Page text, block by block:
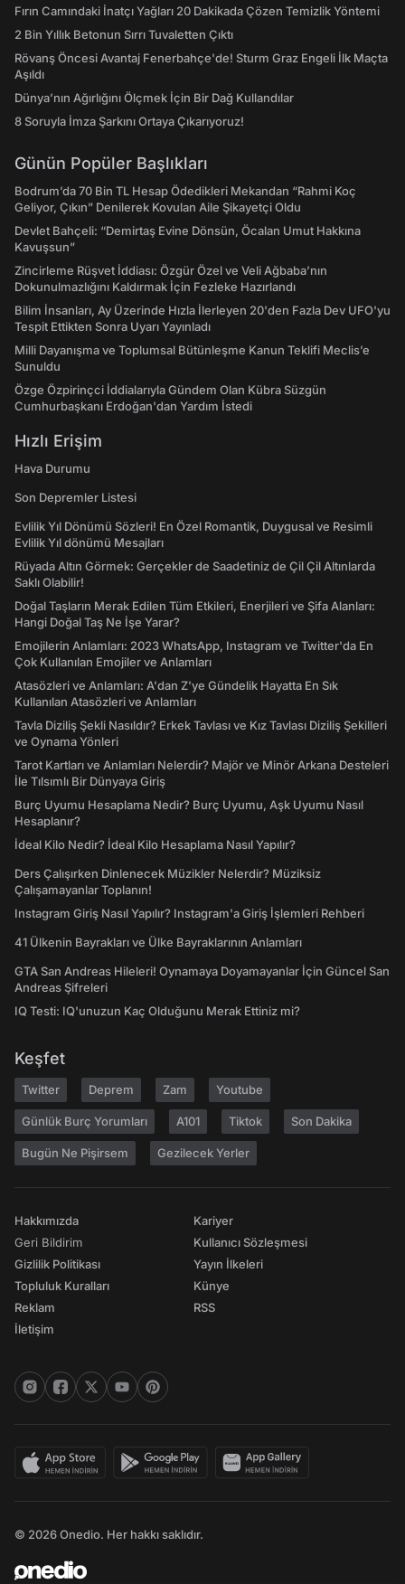
Fırın Camındaki İnatçı Yağları 20 Dakikada Çözen Temizlik Yöntemi
2 Bin Yıllık Betonun Sırrı Tuvaletten Çıktı
Rövanş Öncesi Avantaj Fenerbahçe'de! Sturm Graz Engeli İlk Maçta
Aşıldı
Dünya’nın Ağırlığını Ölçmek İçin Bir Dağ Kullandılar
8 Soruyla İmza Şarkını Ortaya Çıkarıyoruz!
Günün Popüler Başlıkları
Bodrum’da 70 Bin TL Hesap Ödedikleri Mekandan “Rahmi Koç
Geliyor, Çıkın” Denilerek Kovulan Aile Şikayetçi Oldu
Devlet Bahçeli: “Demirtaş Evine Dönsün, Öcalan Umut Hakkına
Kavuşsun”
Zincirleme Rüşvet İddiası: Özgür Özel ve Veli Ağbaba’nın
Dokunulmazlığını Kaldırmak İçin Fezleke Hazırlandı
Bilim İnsanları, Ay Üzerinde Hızla İlerleyen 20'den Fazla Dev UFO'yu
Tespit Ettikten Sonra Uyarı Yayınladı
Milli Dayanışma ve Toplumsal Bütünleşme Kanun Teklifi Meclis’e
Sunuldu
Özge Özpirinçci İddialarıyla Gündem Olan Kübra Süzgün
Cumhurbaşkanı Erdoğan'dan Yardım İstedi
Hızlı Erişim
Hava Durumu
Son Depremler Listesi
Evlilik Yıl Dönümü Sözleri! En Özel Romantik, Duygusal ve Resimli
Evlilik Yıl dönümü Mesajları
Rüyada Altın Görmek: Gerçekler de Saadetiniz de Çil Çil Altınlarda
Saklı Olabilir!
Doğal Taşların Merak Edilen Tüm Etkileri, Enerjileri ve Şifa Alanları:
Hangi Doğal Taş Ne İşe Yarar?
Emojilerin Anlamları: 2023 WhatsApp, Instagram ve Twitter'da En
Çok Kullanılan Emojiler ve Anlamları
Atasözleri ve Anlamları: A'dan Z'ye Gündelik Hayatta En Sık
Kullanılan Atasözleri ve Anlamları
Tavla Diziliş Şekli Nasıldır? Erkek Tavlası ve Kız Tavlası Diziliş Şekilleri
ve Oynama Yönleri
Tarot Kartları ve Anlamları Nelerdir? Majör ve Minör Arkana Desteleri
İle Tılsımlı Bir Dünyaya Giriş
Burç Uyumu Hesaplama Nedir? Burç Uyumu, Aşk Uyumu Nasıl
Hesaplanır?
İdeal Kilo Nedir? İdeal Kilo Hesaplama Nasıl Yapılır?
Ders Çalışırken Dinlenecek Müzikler Nelerdir? Müziksiz
Çalışamayanlar Toplanın!
Instagram Giriş Nasıl Yapılır? Instagram'a Giriş İşlemleri Rehberi
41 Ülkenin Bayrakları ve Ülke Bayraklarının Anlamları
GTA San Andreas Hileleri! Oynamaya Doyamayanlar İçin Güncel San
Andreas Şifreleri
IQ Testi: IQ'unuzun Kaç Olduğunu Merak Ettiniz mi?
Keşfet
Twitter Deprem Zam Youtube
Günlük Burç Yorumları A101 Tiktok Son Dakika
Bugün Ne Pişirsem Gezilecek Yerler
Hakkımızda
Geri Bildirim
Gizlilik Politikası
Topluluk Kuralları
Reklam
İletişim
Kariyer
Kullanıcı Sözleşmesi
Yayın İlkeleri
Künye
RSS
© 2026 Onedio. Her hakkı saklıdır.